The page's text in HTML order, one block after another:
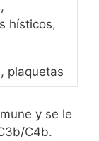
hísticos,
plaquetas
y se le
C4b.